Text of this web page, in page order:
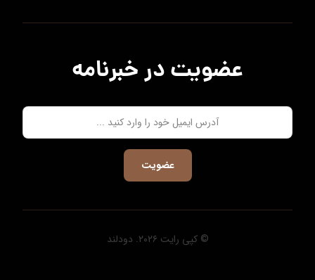
۶۹-۸۵-۶۹ ۷ ۰۹۱۲ اینستاگرام
عضویت در خبرنامه
عضویت